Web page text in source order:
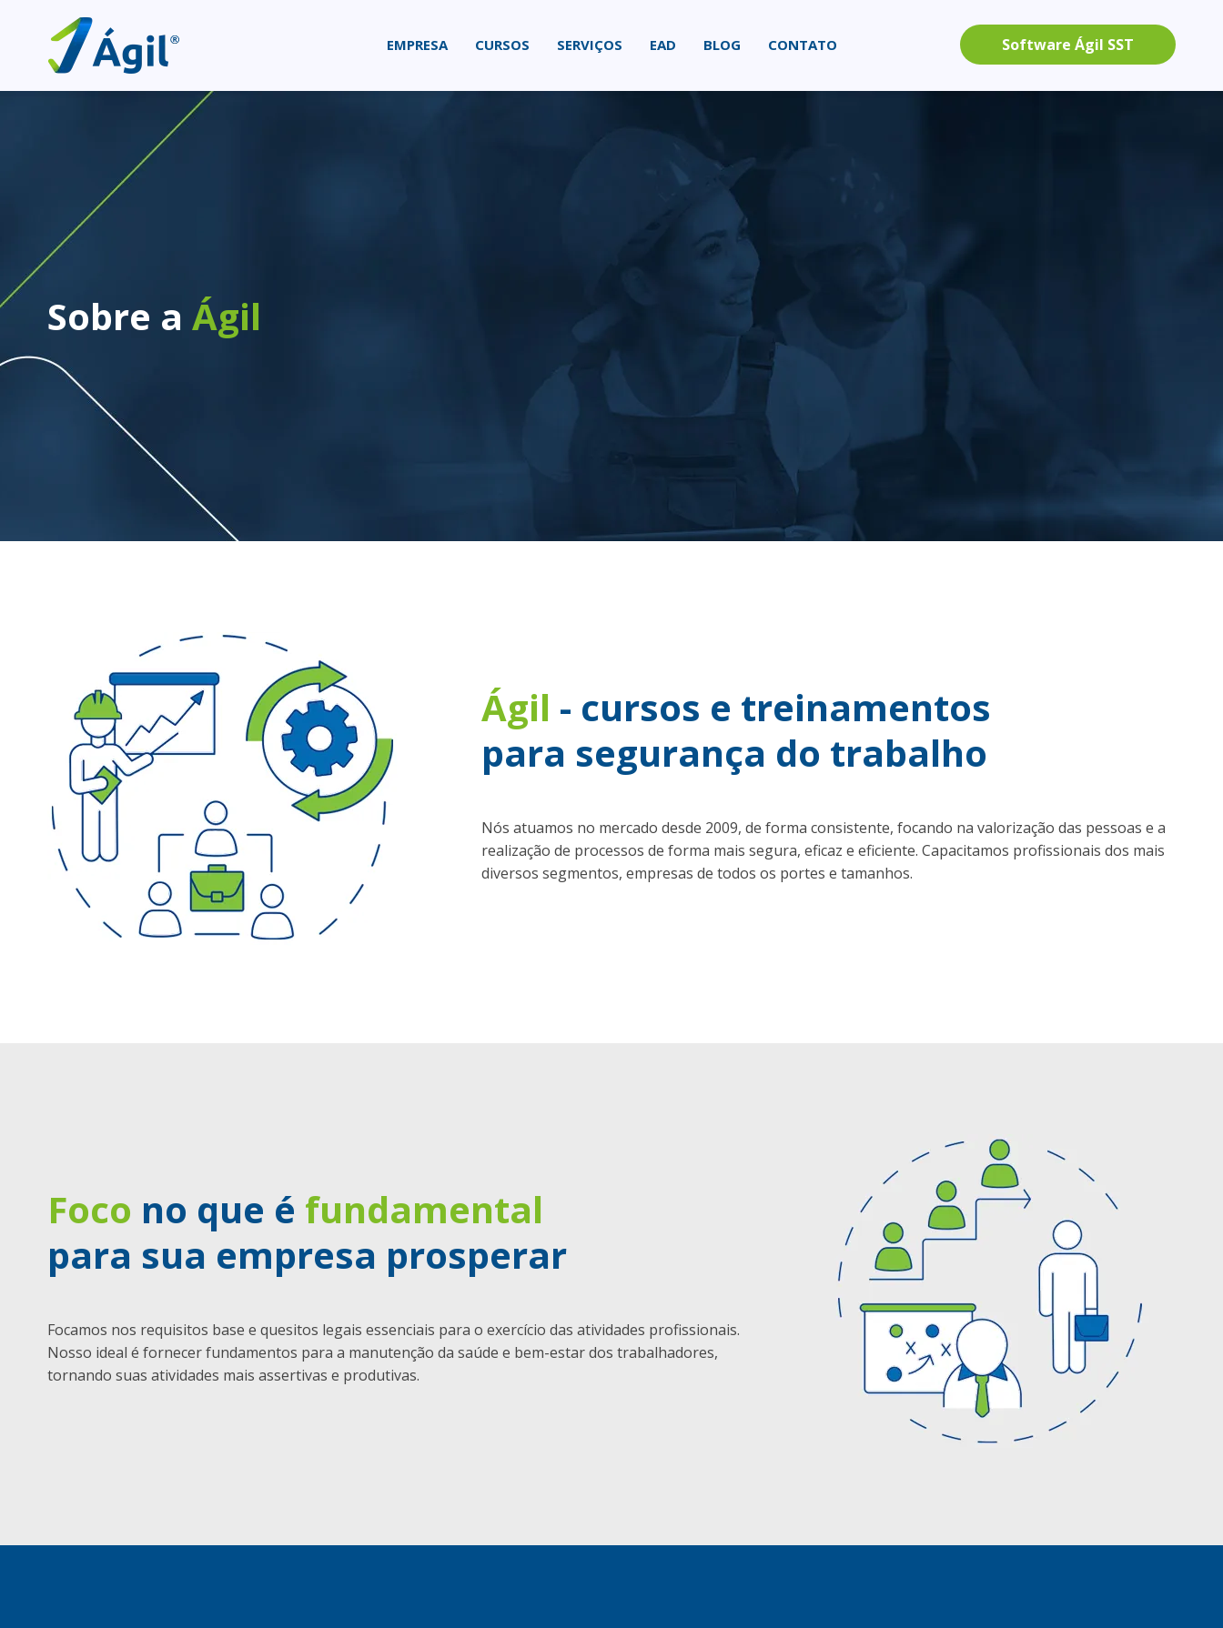
EMPRESA CURSOS SERVIÇOS EAD BLOG CONTATO Software Ágil SST
Sobre a Ágil
Ágil - cursos e treinamentos
para segurança do trabalho
Nós atuamos no mercado desde 2009, de forma consistente, focando na valorização das pessoas e a
realização de processos de forma mais segura, eficaz e eficiente. Capacitamos profissionais dos mais
diversos segmentos, empresas de todos os portes e tamanhos.
Foco no que é fundamental
para sua empresa prosperar
Focamos nos requisitos base e quesitos legais essenciais para o exercício das atividades profissionais.
Nosso ideal é fornecer fundamentos para a manutenção da saúde e bem-estar dos trabalhadores,
tornando suas atividades mais assertivas e produtivas.